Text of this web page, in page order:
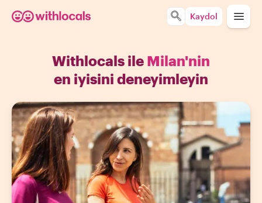
Kaydol
Withlocals ile Milan'nin
en iyisini deneyimleyin